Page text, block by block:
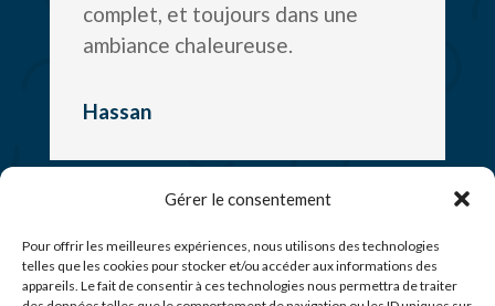
Gérer le consentement
Pour offrir les meilleures expériences, nous utilisons des technologies
telles que les cookies pour stocker et/ou accéder aux informations des
appareils. Le fait de consentir à ces technologies nous permettra de traiter
complet, et toujours dans une
ambiance chaleureuse.
Hassan